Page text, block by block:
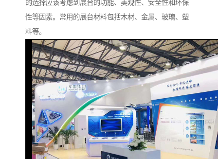
的选择应该考虑到展台的功能、美观性、安全性和环保
性等因素。常用的展台材料包括木材、金属、玻璃、塑
料等。